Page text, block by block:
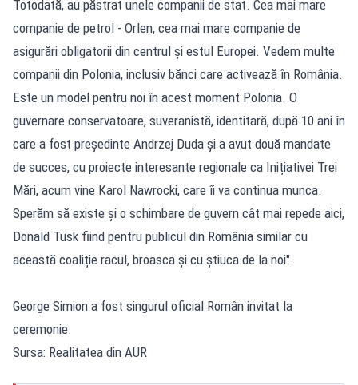
Totodată, au păstrat unele companii de stat. Cea mai mare
companie de petrol - Orlen, cea mai mare companie de
asigurări obligatorii din centrul și estul Europei. Vedem multe
companii din Polonia, inclusiv bănci care activează în România.
Este un model pentru noi în acest moment Polonia. O
guvernare conservatoare, suveranistă, identitară, după 10 ani în
care a fost președinte Andrzej Duda și a avut două mandate
de succes, cu proiecte interesante regionale ca Inițiativei Trei
Mări, acum vine Karol Nawrocki, care îi va continua munca.
Sperăm să existe și o schimbare de guvern cât mai repede aici,
Donald Tusk fiind pentru publicul din România similar cu
această coaliție racul, broasca și cu știuca de la noi".
George Simion a fost singurul oficial Român invitat la
ceremonie.
Sursa: Realitatea din AUR